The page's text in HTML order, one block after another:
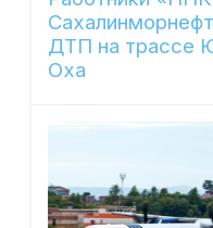
ДТП на трассе
Оха